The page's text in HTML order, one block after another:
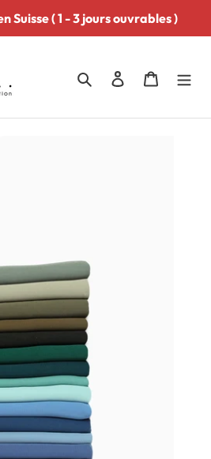
Suisse ( 1 - 3 jours ouvrables )
RechercherSe connecter
Panier